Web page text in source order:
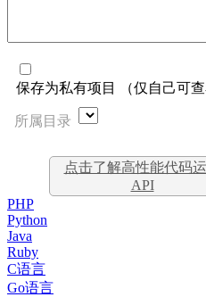
保存为私有项目 （仅自己可查
所属目录
点击了解高性能代码
API
PHP
Python
Java
Ruby
C语言
Go语言